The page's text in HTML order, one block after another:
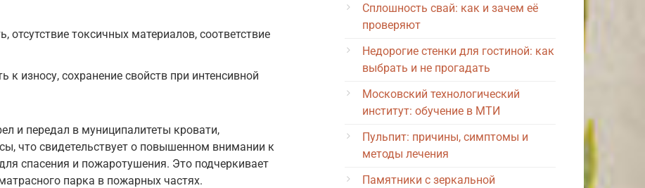
отсутствие токсичных материалов, соответствие
к износу, сохранение свойств при интенсивной
и передал в муниципалитеты кровати,
что свидетельствует о повышенном внимании к
спасения и пожаротушения. Это подчеркивает
парка в пожарных частях.
Сплошность свай: как и зачем её
проверяют
Недорогие стенки для гостиной: как
выбрать и не прогадать
Московский технологический
институт: обучение в МТИ
Пульпит: причины, симптомы и
методы лечения
Памятники с зеркальной